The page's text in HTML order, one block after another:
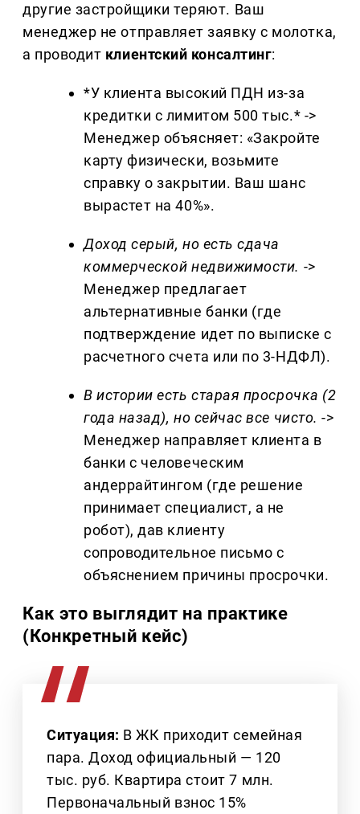
другие застройщики теряют. Ваш
менеджер не отправляет заявку с молотка,
а проводит клиентский консалтинг:
*У клиента высокий ПДН из-за
кредитки с лимитом 500 тыс.* ->
Менеджер объясняет: «Закройте
карту физически, возьмите
справку о закрытии. Ваш шанс
вырастет на 40%».
Доход серый, но есть сдача
коммерческой недвижимости. ->
Менеджер предлагает
альтернативные банки (где
подтверждение идет по выписке с
расчетного счета или по 3-НДФЛ).
В истории есть старая просрочка (2
года назад), но сейчас все чисто. ->
Менеджер направляет клиента в
банки с человеческим
андеррайтингом (где решение
принимает специалист, а не
робот), дав клиенту
сопроводительное письмо с
объяснением причины просрочки.
Как это выглядит на практике
(Конкретный кейс)
Ситуация: В ЖК приходит семейная
пара. Доход официальный — 120
тыс. руб. Квартира стоит 7 млн.
Первоначальный взнос 15%